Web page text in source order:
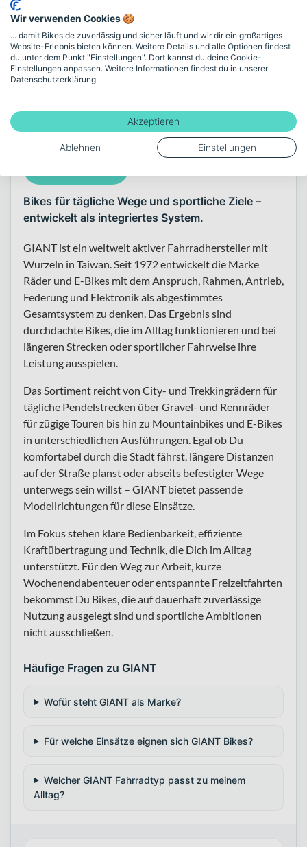
Mehr anzeigen
Über die Marke GIANT
Bikes für tägliche Wege und sportliche Ziele –
entwickelt als integriertes System.
GIANT ist ein weltweit aktiver Fahrradhersteller mit
Wurzeln in Taiwan. Seit 1972 entwickelt die Marke
Räder und E-Bikes mit dem Anspruch, Rahmen, Antrieb,
Federung und Elektronik als abgestimmtes
Gesamtsystem zu denken. Das Ergebnis sind
durchdachte Bikes, die im Alltag funktionieren und bei
längeren Strecken oder sportlicher Fahrweise ihre
Leistung ausspielen.
Das Sortiment reicht von City- und Trekkingrädern für
tägliche Pendelstrecken über Gravel- und Rennräder
für zügige Touren bis hin zu Mountainbikes und E-Bikes
in unterschiedlichen Ausführungen. Egal ob Du
komfortabel durch die Stadt fährst, längere Distanzen
auf der Straße planst oder abseits befestigter Wege
unterwegs sein willst – GIANT bietet passende
Modellrichtungen für diese Einsätze.
Im Fokus stehen klare Bedienbarkeit, effiziente
Kraftübertragung und Technik, die Dich im Alltag
unterstützt. Für den Weg zur Arbeit, kurze
Wochenendabenteuer oder entspannte Freizeitfahrten
bekommst Du Bikes, die auf dauerhaft zuverlässige
Nutzung ausgelegt sind und sportliche Ambitionen
nicht ausschließen.
Häufige Fragen zu GIANT
Wofür steht GIANT als Marke?
Für welche Einsätze eignen sich GIANT Bikes?
Welcher GIANT Fahrradtyp passt zu meinem
Alltag?
Wir verwenden Cookies 🍪
... damit Bikes.de zuverlässig und sicher läuft und wir dir ein großartiges
Website-Erlebnis bieten können. Weitere Details und alle Optionen findest
du unter dem Punkt "Einstellungen". Dort kannst du deine Cookie-
Einstellungen anpassen. Weitere Informationen findest du in unserer
Datenschutzerklärung.
Akzeptieren
Ablehnen Einstellungen